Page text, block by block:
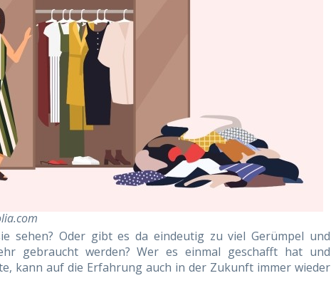
sehen? Oder gibt es da eindeutig zu viel Gerümpel und
gebraucht werden? Wer es einmal geschafft hat und
kann auf die Erfahrung auch in der Zukunft immer wieder